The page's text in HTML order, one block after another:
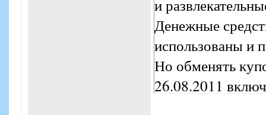
и
Денежные
использованы и
Но обменять
26.08.2011